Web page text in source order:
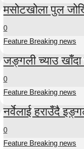
मसोटखोला पुल
0
Feature Breaking news
जङ्गली च्याउ
0
Feature Breaking news
नर्वेलाई हराउँदै
0
Feature Breaking news